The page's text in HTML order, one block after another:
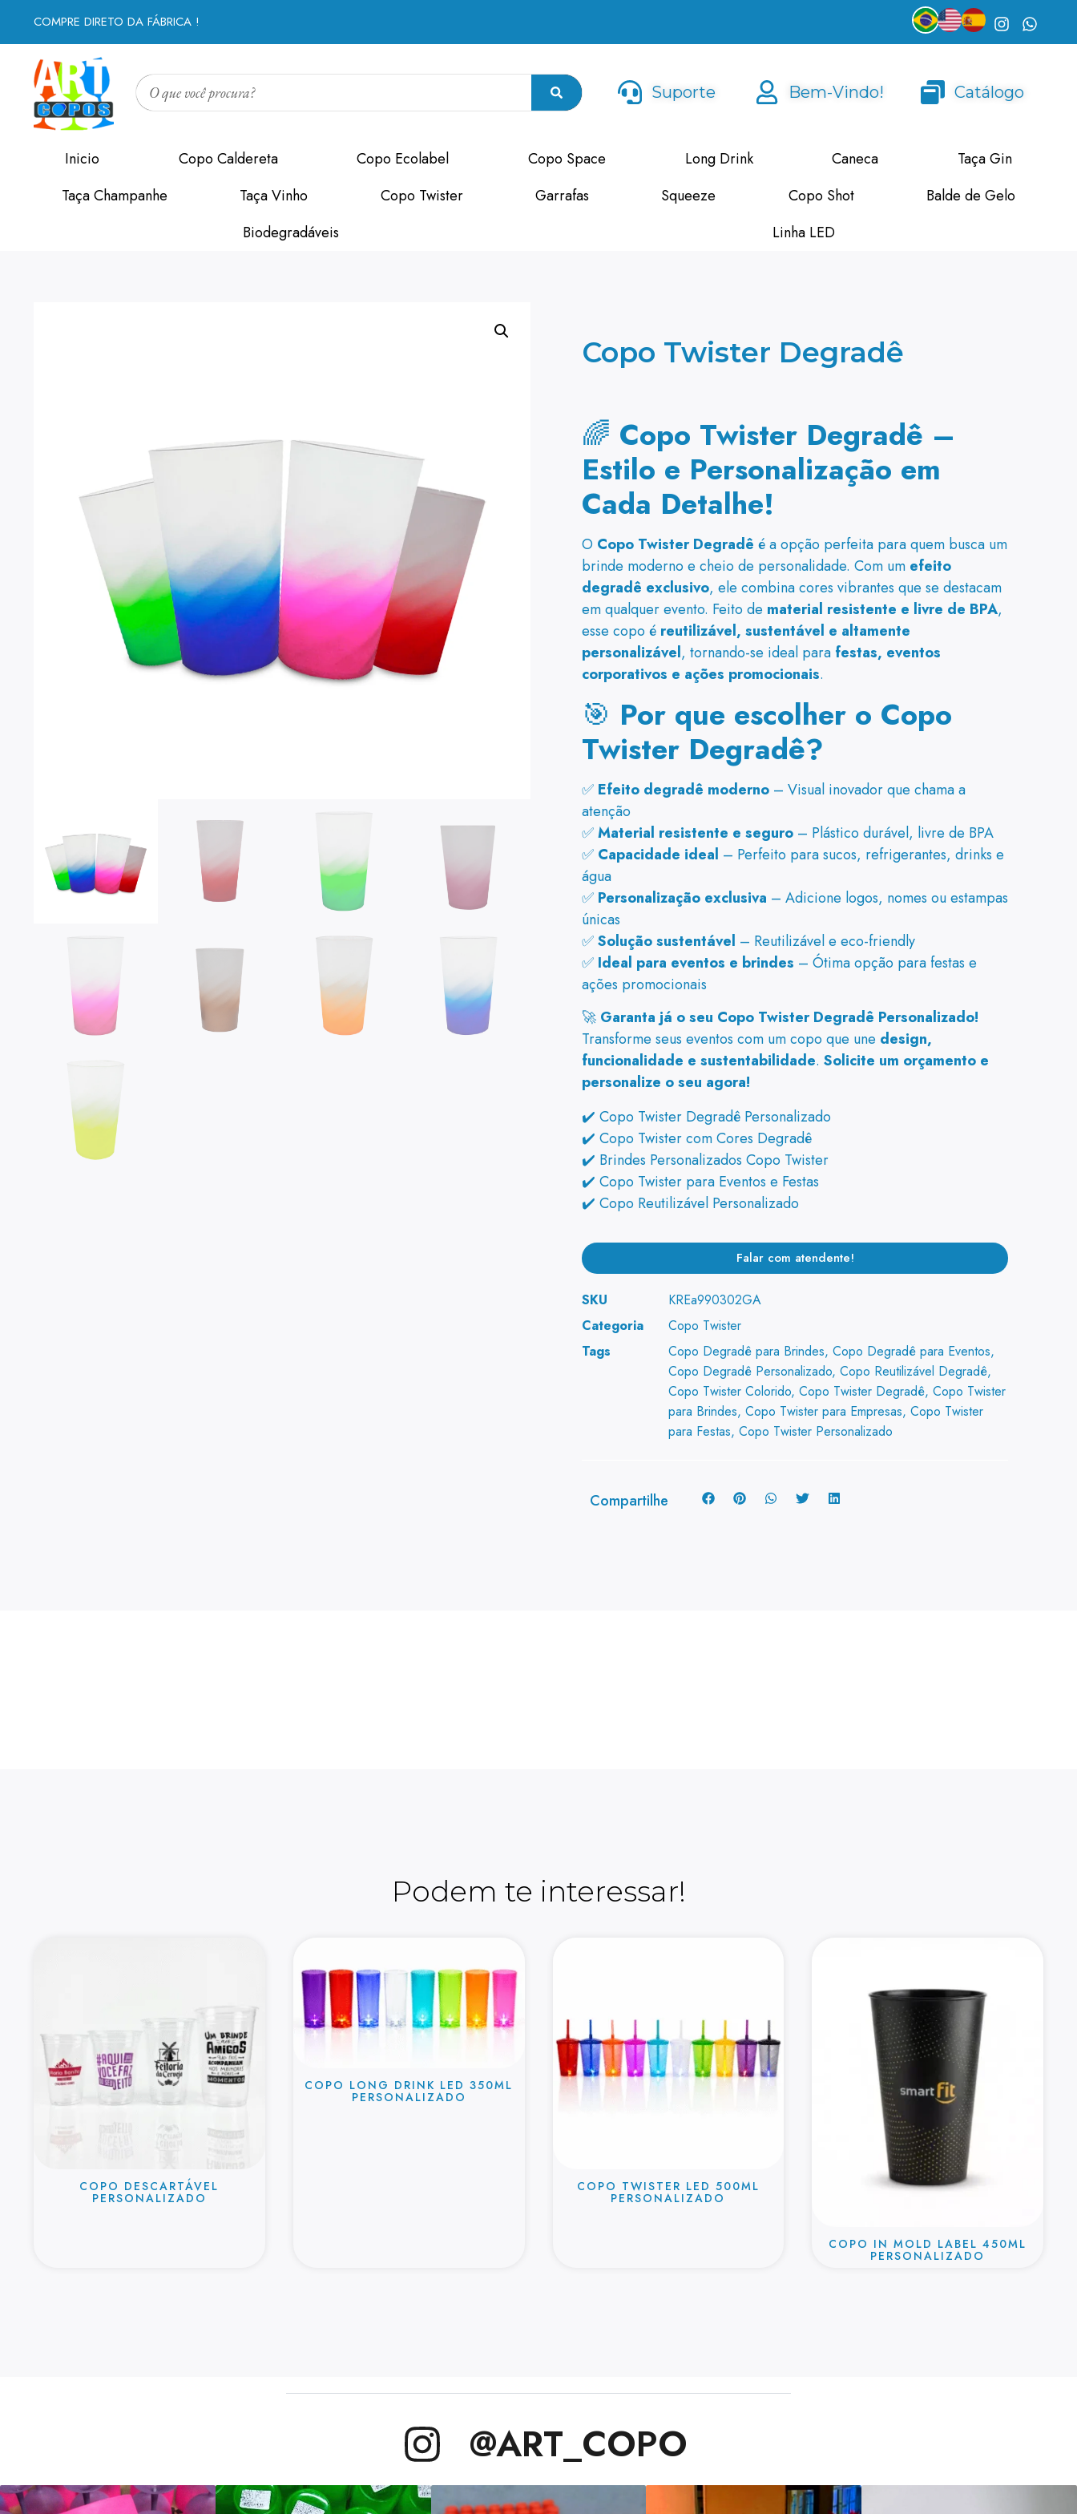
COMPRE DIRETO DA FÁBRICA !
Suporte Bem-Vindo! Catálogo
Inicio Copo Caldereta Copo Ecolabel Copo Space Long Drink Caneca
Taça Gin
Taça Champanhe
Taça Vinho Copo Twister Garrafas Squeeze Copo Shot
Balde de Gelo
Biodegradáveis
Linha LED
Copo Twister Degradê
🌈 Copo Twister Degradê –
Estilo e Personalização em
Cada Detalhe!
O Copo Twister Degradê é a opção perfeita para quem busca um
brinde moderno e cheio de personalidade. Com um efeito
degradê exclusivo, ele combina cores vibrantes que se destacam
em qualquer evento. Feito de material resistente e livre de BPA,
esse copo é reutilizável, sustentável e altamente
personalizável, tornando-se ideal para festas, eventos
corporativos e ações promocionais.
🎯 Por que escolher o Copo
Twister Degradê?
✅ Efeito degradê moderno – Visual inovador que chama a
atenção
✅Material resistente e seguro – Plástico durável, livre de BPA
✅ Capacidade ideal – Perfeito para sucos, refrigerantes, drinks e
água
✅ Personalização exclusiva – Adicione logos, nomes ou estampas
únicas
✅Solução sustentável – Reutilizável e eco-friendly
✅ Ideal para eventos e brindes – Ótima opção para festas e
ações promocionais
🚀 Garanta já o seu Copo Twister Degradê Personalizado!
Transforme seus eventos com um copo que une design,
funcionalidade e sustentabilidade. Solicite um orçamento e
personalize o seu agora!
✔️ Copo Twister Degradê Personalizado
✔️ Copo Twister com Cores Degradê
✔️ Brindes Personalizados Copo Twister
✔️ Copo Twister para Eventos e Festas
✔️ Copo Reutilizável Personalizado
Falar com atendente!
SKU
KREa990302GA
Categoria
Copo Twister
Tags
Copo Degradê para Brindes, Copo Degradê para Eventos,
Copo Degradê Personalizado, Copo Reutilizável Degradê,
Copo Twister Colorido, Copo Twister Degradê, Copo Twister
para Brindes, Copo Twister para Empresas, Copo Twister
para Festas, Copo Twister Personalizado
Compartilhe
Podem te interessar!
COPO DESCARTÁVEL
PERSONALIZADO
COPO LONG DRINK LED 350ML
PERSONALIZADO
COPO TWISTER LED 500ML
PERSONALIZADO
COPO IN MOLD LABEL 450ML
PERSONALIZADO
@ART_COPO